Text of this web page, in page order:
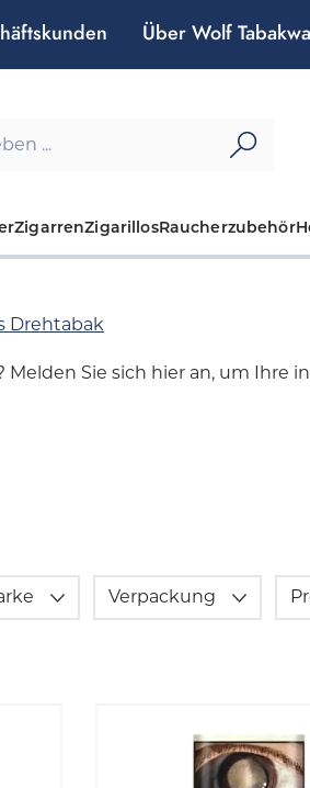
Über Wolf
ZigarrenZigarillosRaucherzubehör
Drehtabak
Melden Sie sich hier an, um Ihre
Verpackung